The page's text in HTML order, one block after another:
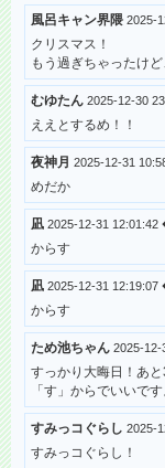
風呂キャン界隈 2025-
クリスマス！
もう過ぎちゃったけど
むゆたん 2025-12-30
ええとするめ！！
夜神月 2025-12-31
めだか
凪 2025-12-31 12:01:42
からす
凪 2025-12-31 12:19:07
からす
ため池ちゃん 2025-
すっかり大晦日！あ
「す」からでいいです
すみっコぐらし 2025-
すみっコぐらし！